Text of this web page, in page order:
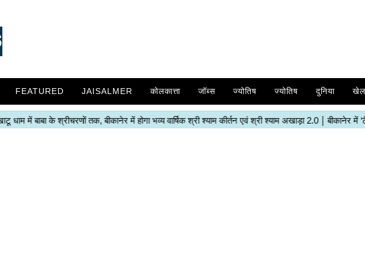
FEATURED JAISALMER कोलकात्ता जॉब्स ज्योतिष ज्योतिष दुनिया खेल